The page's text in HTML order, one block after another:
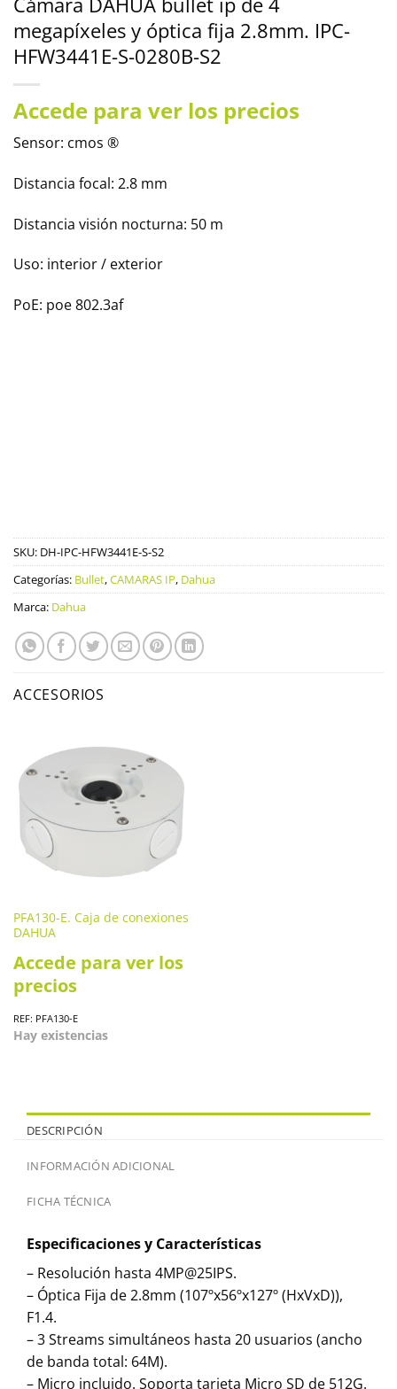
megapíxeles y óptica fija 2.8mm. IPC-
HFW3441E-S-0280B-S2
Accede para ver los precios
Sensor: cmos ®
Distancia focal: 2.8 mm
Distancia visión nocturna: 50 m
Uso: interior / exterior
PoE: poe 802.3af
SKU: DH-IPC-HFW3441E-S-S2
Categorías: Bullet,CAMARAS IP, Dahua
Marca: Dahua
ACCESORIOS
PFA130-E. Caja de conexiones
DAHUA
Accede para ver los
precios
REF: PFA130-E
Hay existencias
DESCRIPCIÓN
INFORMACIÓN ADICIONAL
FICHA TÉCNICA
Especificaciones y Características
– Resolución hasta 4MP@25IPS.
– Óptica Fija de 2.8mm (107ºx56ºx127º (HxVxD)),
F1.4.
– 3 Streams simultáneos hasta 20 usuarios (ancho
de banda total: 64M).
– Micro incluido. Soporta tarjeta Micro SD de 512G.